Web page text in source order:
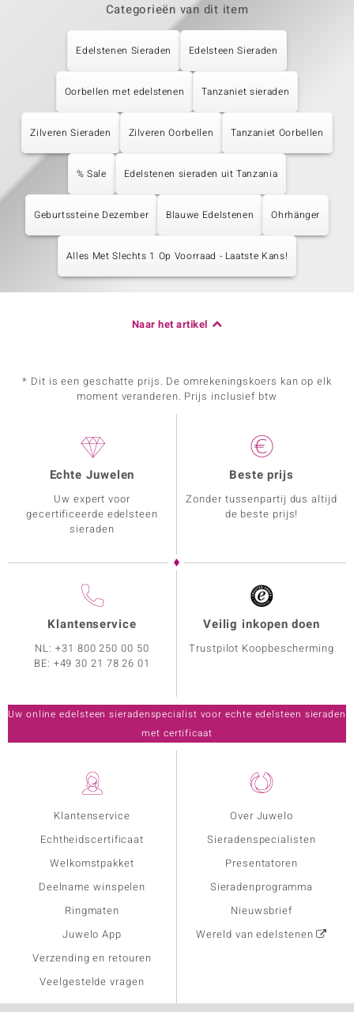
Categorieën van dit item
Edelstenen Sieraden Edelsteen Sieraden
Oorbellen met edelstenen Tanzaniet sieraden
Zilveren Sieraden Zilveren Oorbellen Tanzaniet Oorbellen
% Sale Edelstenen sieraden uit Tanzania
Geburtssteine Dezember Blauwe Edelstenen Ohrhänger
Alles Met Slechts 1 Op Voorraad - Laatste Kans!
Naar het artikel
* Dit is een geschatte prijs. De omrekeningskoers kan op elk
moment veranderen. Prijs inclusief btw
Klantenservice
Echtheidscertificaat
Welkomstpakket
Deelname winspelen
Ringmaten
Juwelo App
Verzending en retouren
Veelgestelde vragen
Over Juwelo
Sieradenspecialisten
Presentatoren
Sieradenprogramma
Nieuwsbrief
Wereld van edelstenen
Echte Juwelen
Uw expert voor
gecertificeerde edelsteen
sieraden
Beste prijs
Zonder tussenpartij dus altijd
de beste prijs!
Klantenservice
NL:+31 800 250 00 50
BE: +49 30 21 78 26 01
Veilig inkopen doen
Trustpilot Koopbescherming
Uw online edelsteen sieradenspecialist voor echte edelsteen sieraden
met certificaat